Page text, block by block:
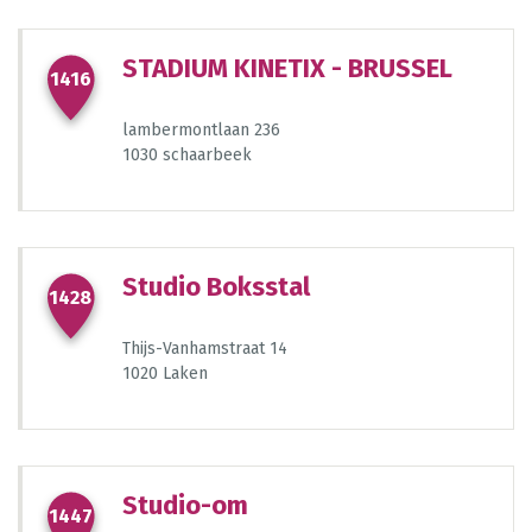
1416 STADIUM KINETIX - BRUSSEL
lambermontlaan 236
1030 schaarbeek
1428 Studio Boksstal
Thijs-Vanhamstraat 14
1020 Laken
1447 Studio-om